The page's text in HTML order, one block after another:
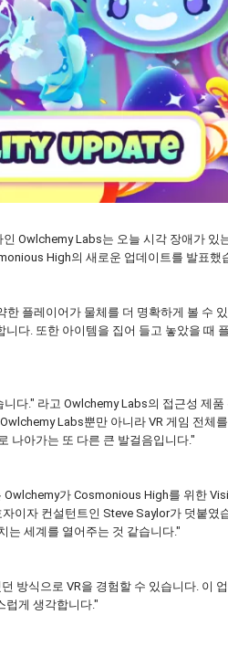
3가지 타입별 VR승
Owlchemy Labs는 오늘 시각 장애가 있
High의 새로운 업데이트를 발표했
플레이어가 물체를 더 명확하게 볼 수
다. 또한 아이템을 집어 들고 놓았을 때
다." 라고 Owlchemy Labs의 접근성 제품
Labs뿐만 아니라 VR 게임 전체
나아가는 또 다른 큰 발걸음입니다."
가 Cosmonious High를 위한
이자 컨설턴트인 Steve Saylor가 덧붙였
는 세계를 열어주는 것 같습니다."
방식으로 VR을 경험할 수 있습니다. 이
럽게 생각합니다."